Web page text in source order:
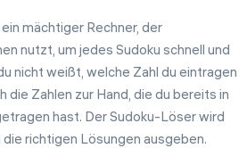
mächtiger Rechner, der
nutzt, um jedes Sudoku schnell und
nicht weißt, welche Zahl du eintragen
die Zahlen zur Hand, die du bereits in
hast. Der Sudoku-Löser wird
richtigen Lösungen ausgeben.